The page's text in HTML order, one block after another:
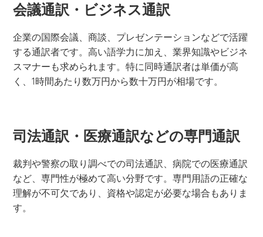
会議通訳・ビジネス通訳
企業の国際会議、商談、プレゼンテーションなどで活躍
する通訳者です。高い語学力に加え、業界知識やビジネ
スマナーも求められます。特に同時通訳者は単価が高
く、1時間あたり数万円から数十万円が相場です。
司法通訳・医療通訳などの専門通訳
裁判や警察の取り調べでの司法通訳、病院での医療通訳
など、専門性が極めて高い分野です。専門用語の正確な
理解が不可欠であり、資格や認定が必要な場合もありま
す。